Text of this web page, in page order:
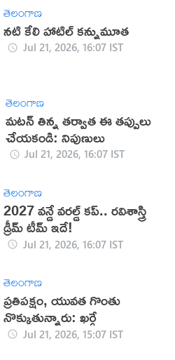
తెలంగాణ
నటి కేలి హాటిల్ కన్నుమూత
Jul 21, 2026, 16:07 IST
తెలంగాణ
మటన్ తిన్న తర్వాత ఈ తప్పులు
చేయకండి: నిపుణులు
Jul 21, 2026, 16:07 IST
తెలంగాణ
2027 వన్డే వరల్డ్ కప్.. రవిశాస్త్రి
డ్రీమ్ టీమ్ ఇదే!
Jul 21, 2026, 16:07 IST
తెలంగాణ
ప్రతిపక్షం, యువత గొంతు
నొక్కుతున్నారు: ఖర్గే
Jul 21, 2026, 15:07 IST